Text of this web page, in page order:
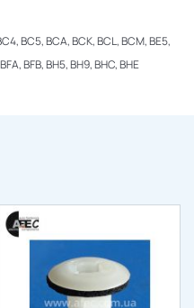
BC5, BCA, BCK, BCL, BCM, BE5,
BFB, BH5, BH9, BHC, BHE